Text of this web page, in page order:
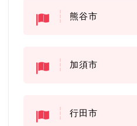
熊谷市
加須市
行田市